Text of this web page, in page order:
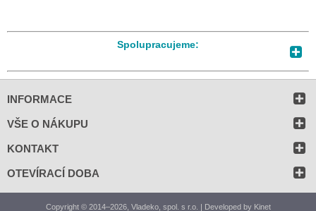
Spolupracujeme:
INFORMACE
VŠE O NÁKUPU
KONTAKT
OTEVÍRACÍ DOBA
Copyright © 2014–2026, Vladeko, spol. s r.o. | Developed by Kinet